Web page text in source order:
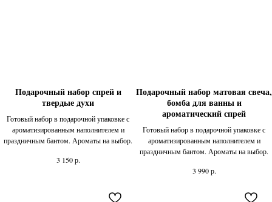
Подарочный набор спрей и
твердые духи
Готовый набор в подарочной упаковке с
ароматизированным наполнителем и
праздничным бантом. Ароматы на выбор.
3 150 р.
Подарочный набор матовая свеча,
бомба для ванны и
ароматический спрей
Готовый набор в подарочной упаковке с
ароматизированным наполнителем и
праздничным бантом. Ароматы на выбор.
3 990 р.